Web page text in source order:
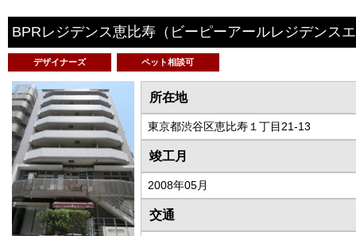
BPRレジデンス恵比寿 （ビーピーアールレジデンス
デザイナーズ ペット相談可
所在地
東京都渋谷区恵比寿１丁目21-13
竣工月
2008年05月
交通